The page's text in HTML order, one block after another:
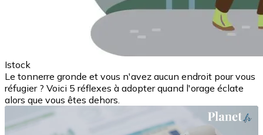
Istock
Le tonnerre gronde et vous n'avez aucun endroit pour vous
réfugier ? Voici 5 réflexes à adopter quand l'orage éclate
alors que vous êtes dehors.